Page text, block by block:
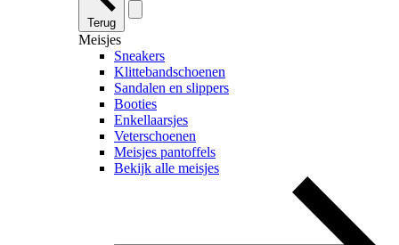
Terug
Meisjes
Sneakers
Klittebandschoenen
Sandalen en slippers
Booties
Enkellaarsjes
Veterschoenen
Meisjes pantoffels
Bekijk alle meisjes